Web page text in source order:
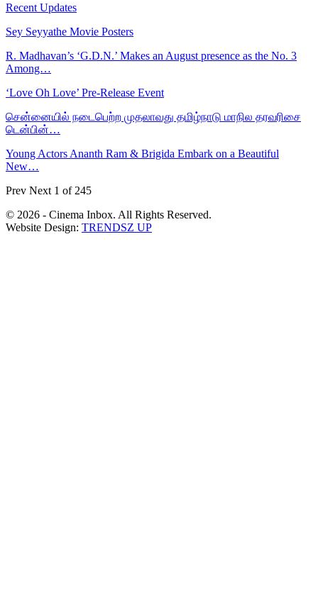
Recent Updates
Sey Seyyathe Movie Posters
R. Madhavan’s ‘G.D.N.’ Makes an August presence as the No. 3
Among…
‘Love Oh Love’ Pre-Release Event
சென்னையில் நடைபெற்ற முதலாவது தமிழ்நாடு மாநில தரவரிசை
டென்பின்…
Young Actors Ananth Ram & Brigida Embark on a Beautiful
New…
Prev Next 1 of 245
© 2026 - Cinema Inbox. All Rights Reserved.
Website Design: TRENDSZ UP